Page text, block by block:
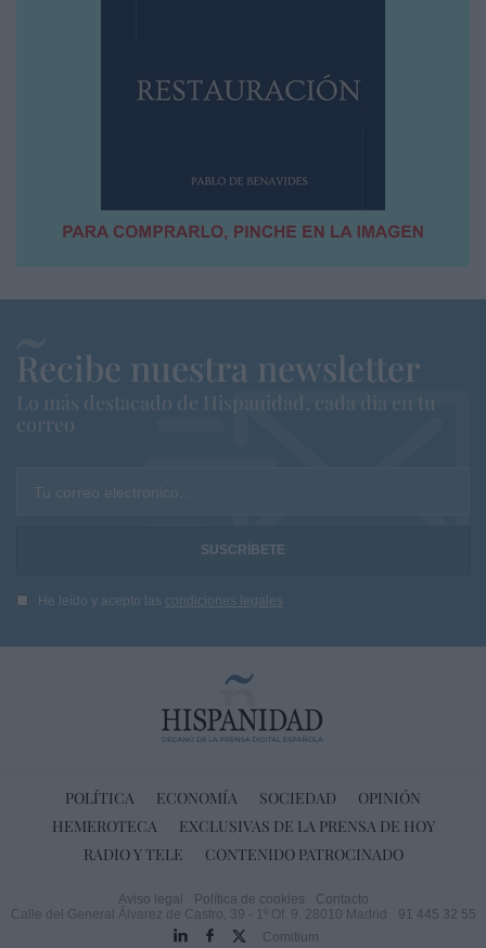
Recibe nuestra newsletter
Lo más destacado de Hispanidad, cada dia en tu
correo
Tu correo electrónico...
He leído y acepto las condiciones legales
POLÍTICA ECONOMÍA SOCIEDAD
OPINIÓN
HEMEROTECA
EXCLUSIVAS DE LA PRENSA DE HOY
RADIO Y TELE
CONTENIDO PATROCINADO
Aviso legal Política de cookies
Contacto
Calle del General Álvarez de Castro, 39 - 1º Of. 9. 28010 Madrid
91 445 32 55
Comitium